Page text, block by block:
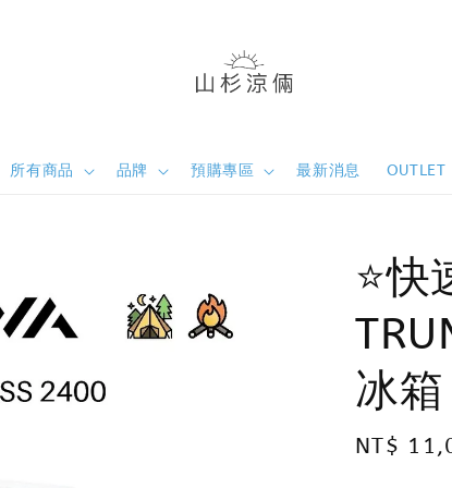
所有商品 品牌 預購專區 最新消息 OUTLET
⭐️
冰
Regular
NT$